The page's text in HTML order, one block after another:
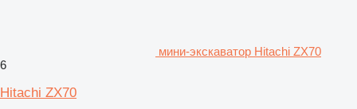
мини-экскаватор Hitachi ZX70
6
Hitachi ZX70